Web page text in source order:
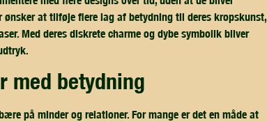
at tilføje flere lag af betydning til deres kropskunst,
Med deres diskrete charme og dybe symbolik bliver
med betydning
på minder og relationer. For mange er det en måde at